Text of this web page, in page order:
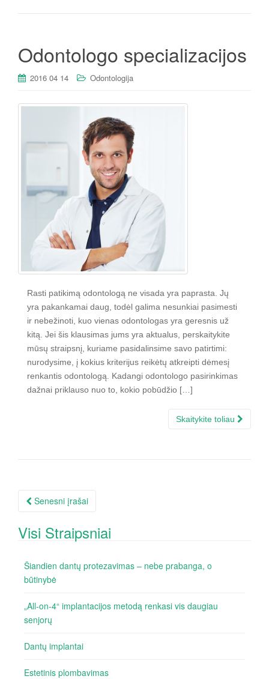
Odontologo specializacijos
2016 04 14 Odontologija
Rasti patikimą odontologą ne visada yra paprasta. Jų
yra pakankamai daug, todėl galima nesunkiai pasimesti
ir nebežinoti, kuo vienas odontologas yra geresnis už
kitą. Jei šis klausimas jums yra aktualus, perskaitykite
mūsų straipsnį, kuriame pasidalinsime savo patirtimi:
nurodysime, į kokius kriterijus reikėtų atkreipti dėmesį
renkantis odontologą. Kadangi odontologo pasirinkimas
dažnai priklauso nuo to, kokio pobūdžio […]
Skaitykite toliau
Įrašų navigacija
Senesni įrašai
Visi Straipsniai
Šiandien dantų protezavimas – nebe prabanga, o
būtinybė
„All-on-4“ implantacijos metodą renkasi vis daugiau
senjorų
Dantų implantai
Estetinis plombavimas